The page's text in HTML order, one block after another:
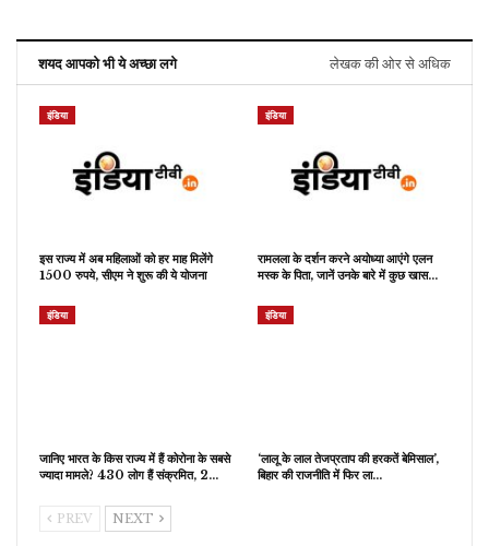
शयद आपको भी ये अच्छा लगे लेखक की ओर से अधिक
इंडिया
इस राज्य में अब महिलाओं को हर माह मिलेंगे
1500 रुपये, सीएम ने शुरू की ये योजना
इंडिया
रामलला के दर्शन करने अयोध्या आएंगे एलन
मस्क के पिता, जानें उनके बारे में कुछ खास…
इंडिया
जानिए भारत के किस राज्य में हैं कोरोना के सबसे
ज्यादा मामले? 430 लोग हैं संक्रमित, 2…
इंडिया
‘लालू के लाल तेजप्रताप की हरकतें बेमिसाल’,
बिहार की राजनीति में फिर ला…
PREV NEXT